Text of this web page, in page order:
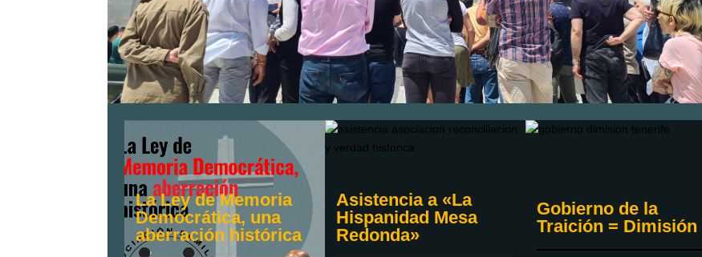
La Ley de Memoria
Democrática, una
aberración histórica
Asistencia a «La
Hispanidad Mesa
Redonda»
Gobierno de la
Traición = Dimisión